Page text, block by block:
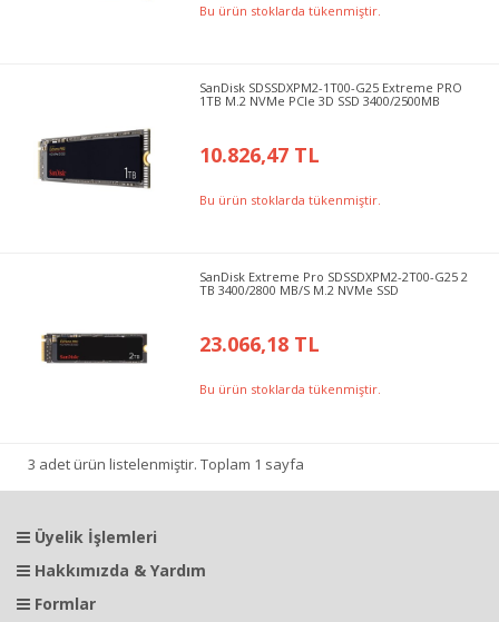
Bu ürün stoklarda tükenmiştir.
SanDisk SDSSDXPM2-1T00-G25 Extreme PRO
1TB M.2 NVMe PCIe 3D SSD 3400/2500MB
10.826,47 TL
Bu ürün stoklarda tükenmiştir.
SanDisk Extreme Pro SDSSDXPM2-2T00-G25 2
TB 3400/2800 MB/S M.2 NVMe SSD
23.066,18 TL
Bu ürün stoklarda tükenmiştir.
3 adet ürün listelenmiştir. Toplam 1 sayfa
Üyelik İşlemleri
Hakkımızda & Yardım
Formlar